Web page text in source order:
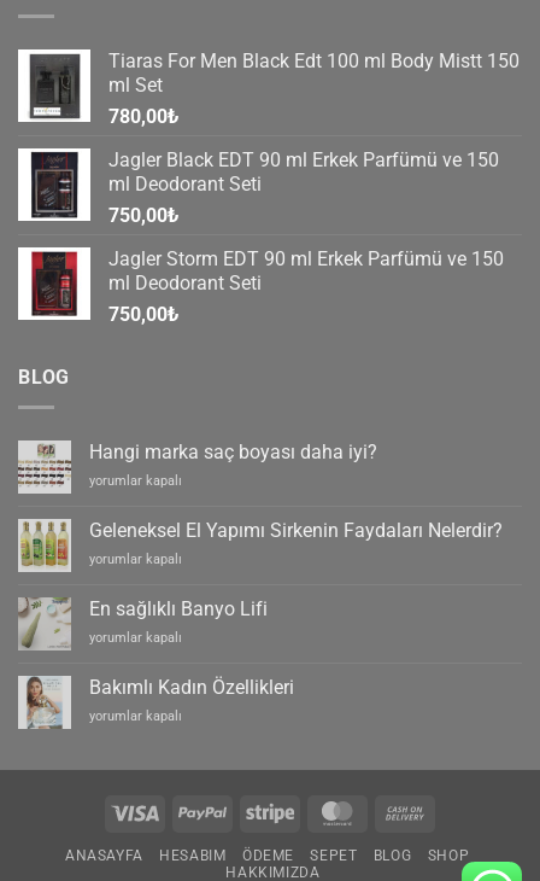
Tiaras For Men Black Edt 100 ml Body Mistt 150
ml Set
780,00₺
Jagler Black EDT 90 ml Erkek Parfümü ve 150
ml Deodorant Seti
750,00₺
Jagler Storm EDT 90 ml Erkek Parfümü ve 150
ml Deodorant Seti
750,00₺
BLOG
Hangi marka saç boyası daha iyi?
Hangi
saç
boyası
daha
için
yorumlar kapalı
Geleneksel El Yapımı Sirkenin Faydaları Nelerdir?
Geleneksel
Yapımı
Sirkenin
Faydaları
için
yorumlar kapalı
En sağlıklı Banyo Lifi
En
Banyo
Lifi
için
yorumlar kapalı
Bakımlı Kadın Özellikleri
Bakımlı
yorumlar kapalı
Visa PayPal Stripe MasterCard
Delivery
ANASAYFA HESABIM ÖDEME SEPET BLOG
SHOP
HAKKIMIZDA